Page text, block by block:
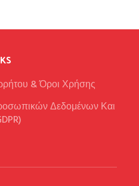
& Όροι Χρήσης
Δεδομένων Και